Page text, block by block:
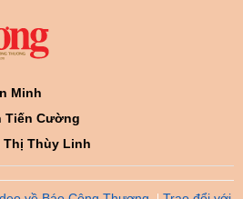
Minh
Tiến Cường
Thị Thùy Linh